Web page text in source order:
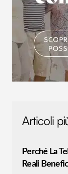
dalla
Utilizziamo i
annunci, per
analizzare il
informazioni
nostri partner
Articoli
Perché La
Reali